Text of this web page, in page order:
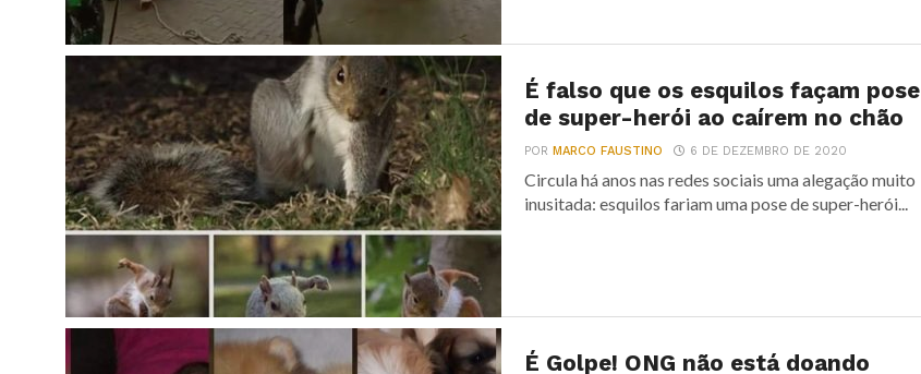
É falso que os esquilos façam pose
de super-herói ao caírem no chão
POR MARCO FAUSTINO 6 DE DEZEMBRO DE 2020
Circula há anos nas redes sociais uma alegação muito
inusitada: esquilos fariam uma pose de super-herói...
É Golpe! ONG não está doando